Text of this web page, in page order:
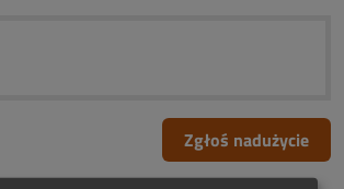
Zgłoś nadużycie